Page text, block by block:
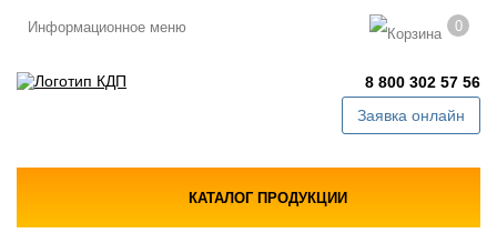
Информационное меню 0
8 800 302 57 56
Заявка онлайн
КАТАЛОГ ПРОДУКЦИИ